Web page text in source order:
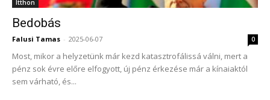
Itthon
Bedobás
Falusi Tamas - 2025-06-07 0
Most, mikor a helyzetünk már kezd katasztrofálissá válni, mert a
pénz sok évre előre elfogyott, új pénz érkezése már a kínaiaktól
sem várható, és...